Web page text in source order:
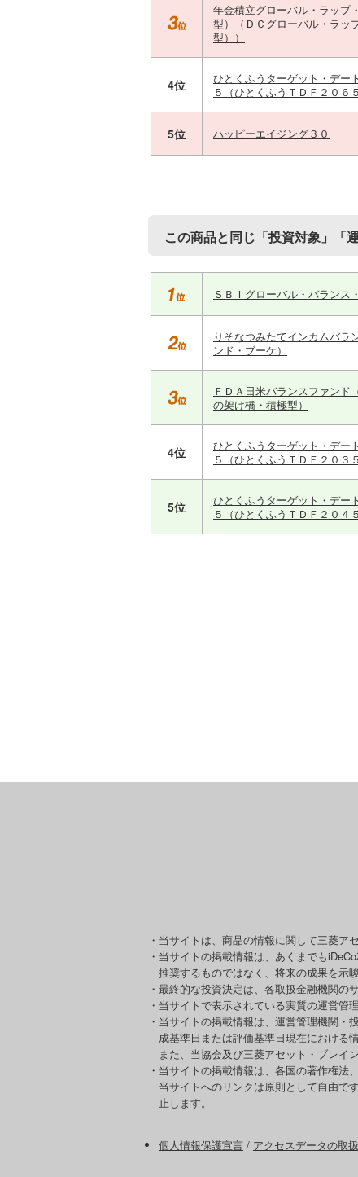
年金積立グローバル・ラップ
型）（ＤＣグローバル・ラッ
型））
4位
ひとくふうターゲット・デー
５（ひとくふうＴＤＦ２０６５
5位 ハッピーエイジング３０
この商品と同じ「投資対象」「
ＳＢＩグローバル・バランス
りそなつみたてインカムバラ
ンド・ブーケ）
ＦＤＡ日米バランスファンド
の架け橋・積極型）
4位
ひとくふうターゲット・デー
５（ひとくふうＴＤＦ２０３５
5位
ひとくふうターゲット・デー
５（ひとくふうＴＤＦ２０４５
・当サイトは、商品の情報に関して三菱ア
・当サイトの掲載情報は、あくまでも
推奨するものではなく、将来の成果を示
・最終的な投資決定は、各取扱金融機関の
・当サイトで表示されている実質の運営管
・当サイトの掲載情報は、運営管理機関
成基準日または評価基準日現在における
また、当協会及び三菱アセット・ブレイ
・当サイトの掲載情報は、各国の著作権法
当サイトへのリンクは原則として自由で
止します。
個人情報保護宣言 / アクセスデータの取